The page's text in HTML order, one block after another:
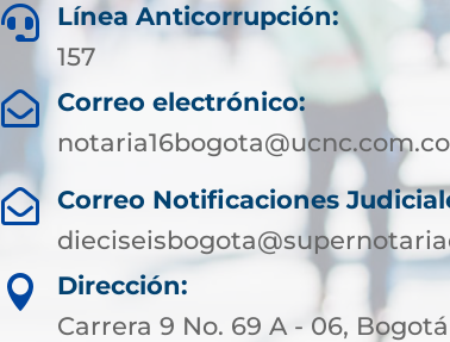

Línea Anticorrupción:
157

Correo electrónico:
notaria16bogota@ucnc.com.co
 Correo Notificaciones

Dirección:
Carrera 9 No. 69 A - 06,